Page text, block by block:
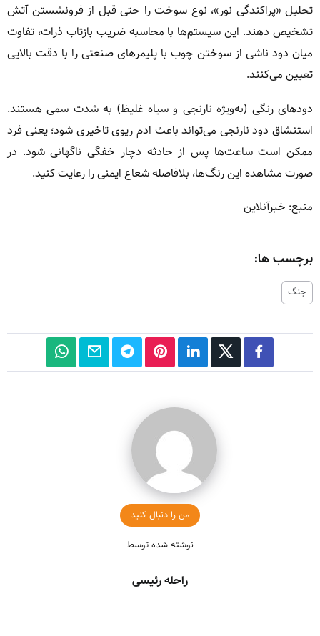
تحلیل «پراکندگی نور»، نوع سوخت را حتی قبل از فرونشستن آتش
تشخیص دهند. این سیستم‌ها با محاسبه ضریب بازتاب ذرات، تفاوت
میان دود ناشی از سوختن چوب با پلیمرهای صنعتی را با دقت بالایی
تعیین می‌کنند.
دودهای رنگی (به‌ویژه نارنجی و سیاه غلیظ) به شدت سمی هستند.
استنشاق دود نارنجی می‌تواند باعث ادم ریوی تاخیری شود؛ یعنی فرد
ممکن است ساعت‌ها پس از حادثه دچار خفگی ناگهانی شود. در
صورت مشاهده این رنگ‌ها، بلافاصله شعاع ایمنی را رعایت کنید.
منبع: خبرآنلاین
برچسب ها:
جنگ
من را دنبال کنید
نوشته شده توسط
راحله رئیسی